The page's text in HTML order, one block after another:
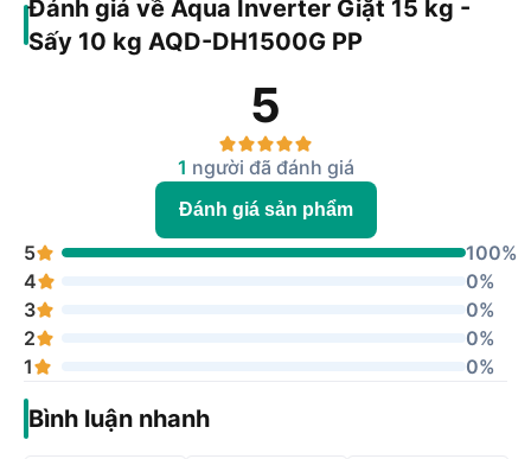
Đánh giá về Aqua Inverter Giặt 15 kg -
Sấy 10 kg AQD-DH1500G PP
5
1 người đã đánh giá
Đánh giá sản phẩm
5
100%
4
0%
3
0%
2
0%
1
0%
Bình luận nhanh